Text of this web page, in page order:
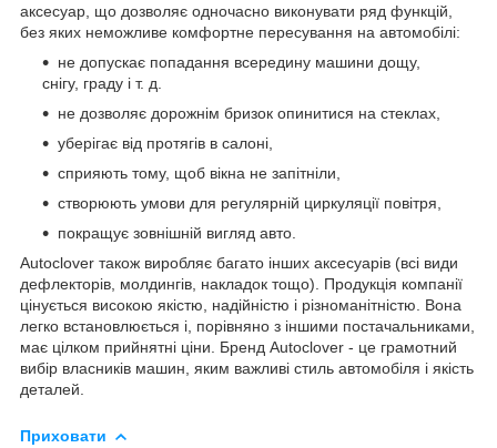
аксесуар, що дозволяє одночасно виконувати ряд функцій,
без яких неможливе комфортне пересування на автомобілі:
не допускає попадання всередину машини дощу,
снігу, граду і т. д.
не дозволяє дорожнім бризок опинитися на стеклах,
уберігає від протягів в салоні,
сприяють тому, щоб вікна не запітніли,
створюють умови для регулярній циркуляції повітря,
покращує зовнішній вигляд авто.
Autoclover також виробляє багато інших аксесуарів (всі види
дефлекторів, молдингів, накладок тощо). Продукція компанії
цінується високою якістю, надійністю і різноманітністю. Вона
легко встановлюється і, порівняно з іншими постачальниками,
має цілком прийнятні ціни. Бренд Autoclover - це грамотний
вибір власників машин, яким важливі стиль автомобіля і якість
деталей.
Приховати